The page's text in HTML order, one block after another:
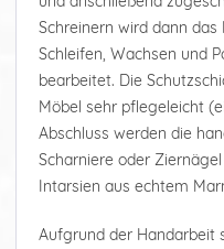
Schreinern wird dann
Schleifen, Wachsen und
bearbeitet. Die
Möbel sehr pflegeleicht
Abschluss werden die
Scharniere oder
Intarsien aus echtem
Aufgrund der Handarbeit